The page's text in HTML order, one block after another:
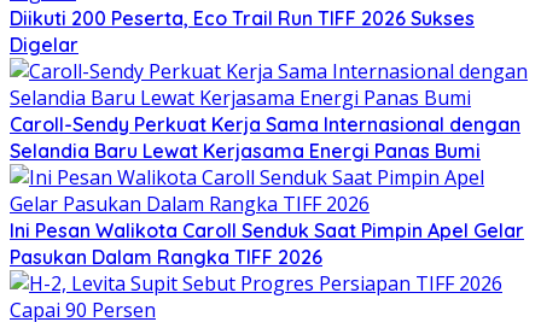
Diikuti 200 Peserta, Eco Trail Run TIFF 2026 Sukses
Digelar
Caroll-Sendy Perkuat Kerja Sama Internasional dengan
Selandia Baru Lewat Kerjasama Energi Panas Bumi
Ini Pesan Walikota Caroll Senduk Saat Pimpin Apel Gelar
Pasukan Dalam Rangka TIFF 2026